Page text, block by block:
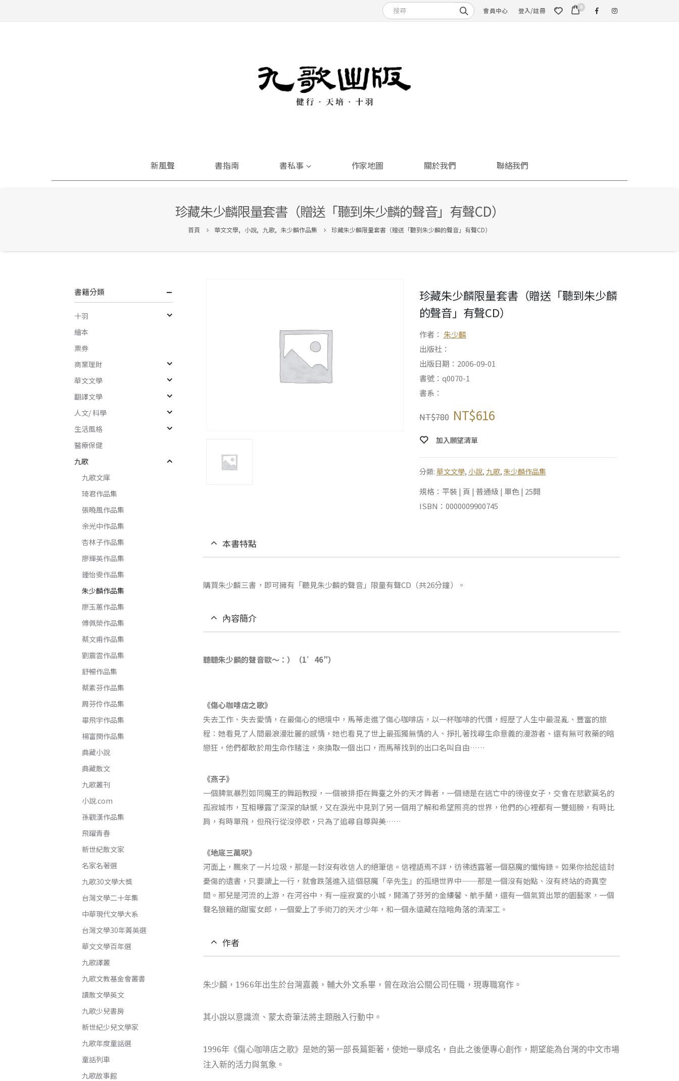
會員中心 登入/註冊 0
新風聲 書指南 書私事 作家地圖 關於我們 聯絡我們
珍藏朱少麟限量套書（贈送「聽到朱少麟的聲音」有聲CD）
首頁 華文文學, 小說, 九歌, 朱少麟作品集 珍藏朱少麟限量套書（贈送「聽到朱少麟的聲音」有聲CD）
珍藏朱少麟限量套書（贈送「聽到朱少麟
的聲音」有聲CD）
作者： 朱少麟
出版社：
出版日期：2006-09-01
書號：q0070-1
書系：
NT$780 NT$616
加入願望清單
分類: 華文文學, 小說, 九歌, 朱少麟作品集
規格：平裝 | 頁 | 普通級 | 單色 | 25開
ISBN：0000009900745
本書特點
購買朱少麟三書，即可擁有「聽見朱少麟的聲音」限量有聲CD（共26分鐘）。
內容簡介
聽聽朱少麟的聲音歐～：）（1’46″）
《傷心咖啡店之歌》
失去工作、失去愛情，在最傷心的絕境中，馬蒂走進了傷心咖啡店，以一杯咖啡的代價，經歷了人生中最混亂、豐富的旅
程：她看見了人間最浪漫壯麗的感情，她也看見了世上最孤獨無情的人、掙扎著找尋生命意義的漫游者、還有無可救藥的暗
戀狂，他們都敢於用生命作賭注，來換取一個出口，而馬蒂找到的出口名叫自由……
《燕子》
一個脾氣暴烈如同魔王的舞蹈教授，一個被排拒在舞臺之外的天才舞者，一個總是在逃亡中的徬徨女子，交會在悲歡莫名的
孤寂城市，互相曝露了深深的缺憾，又在淚光中見到了另一個用了解和希望照亮的世界，他們的心裡都有一雙翅膀，有時比
肩，有時單飛，但飛行從沒停歇，只為了追尋自尊與美……
《地底三萬呎》
河面上，飄來了一片垃圾，那是一封沒有收信人的絕筆信。信裡語焉不詳，彷彿透露著一個惡魔的懺悔錄。如果你拾起這封
憂傷的遺書，只要讀上一行，就會跌落進入這個惡魔「辛先生」的孤絕世界中──那是一個沒有始點、沒有終站的奇異空
間。那兒是河流的上游，在河谷中，有一座寂寞的小城，開滿了芬芳的金縷馨、航手蘭，還有一個氣質出眾的園藝家，一個
聲名狼籍的甜蜜女郎，一個愛上了手術刀的天才少年，和一個永遠藏在陰暗角落的清潔工。
作者
朱少麟，1966年出生於台灣嘉義，輔大外文系畢，曾在政治公關公司任職，現專職寫作。
其小說以意識流、蒙太奇筆法將主題融入行動中。
1996年《傷心咖啡店之歌》是她的第一部長篇鉅著，使她一舉成名，自此之後便專心創作，期望能為台灣的中文市場
注入新的活力與氣象。
書籍分類
十羽
繪本
票券
商業理財
華文文學
翻譯文學
人文/ 科學
生活風格
醫療保健
九歌
九歌文庫
琦君作品集
張曉風作品集
余光中作品集
杏林子作品集
廖輝英作品集
鍾怡雯作品集
朱少麟作品集
廖玉蕙作品集
傅佩榮作品集
蔡文甫作品集
劉震雲作品集
舒暢作品集
蔡素芬作品集
周芬伶作品集
畢飛宇作品集
楊富閔作品集
典藏小說
典藏散文
九歌叢刊
小說.com
孫觀漢作品集
飛躍青春
新世紀散文家
名家名著選
九歌30文學大獎
台灣文學二十年集
中華現代文學大系
台灣文學30年菁英選
華文文學百年選
九歌譯叢
九歌文教基金會叢書
讀散文學英文
九歌少兒書房
新世紀少兒文學家
九歌年度童話選
童話列車
九歌故事館